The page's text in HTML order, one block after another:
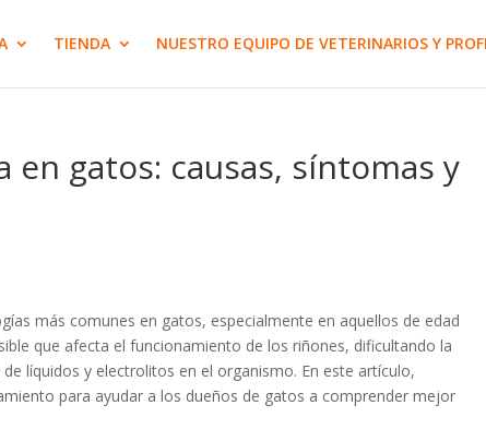
TIENDA NUESTRO EQUIPO DE VETERINARIOS Y
gatos: causas, síntomas y
más comunes en gatos, especialmente en aquellos de edad
que afecta el funcionamiento de los riñones, dificultando la
líquidos y electrolitos en el organismo. En este artículo,
para ayudar a los dueños de gatos a comprender mejor